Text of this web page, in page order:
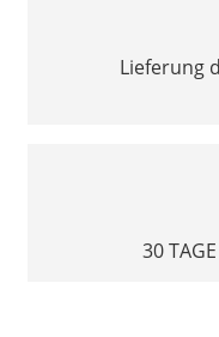
Lieferung
30